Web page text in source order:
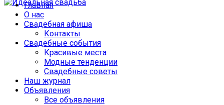
Главная
О нас
Свадебная афиша
Контакты
Свадебные события
Красивые места
Модные тенденции
Свадебные советы
Наш журнал
Объявления
Все объявления